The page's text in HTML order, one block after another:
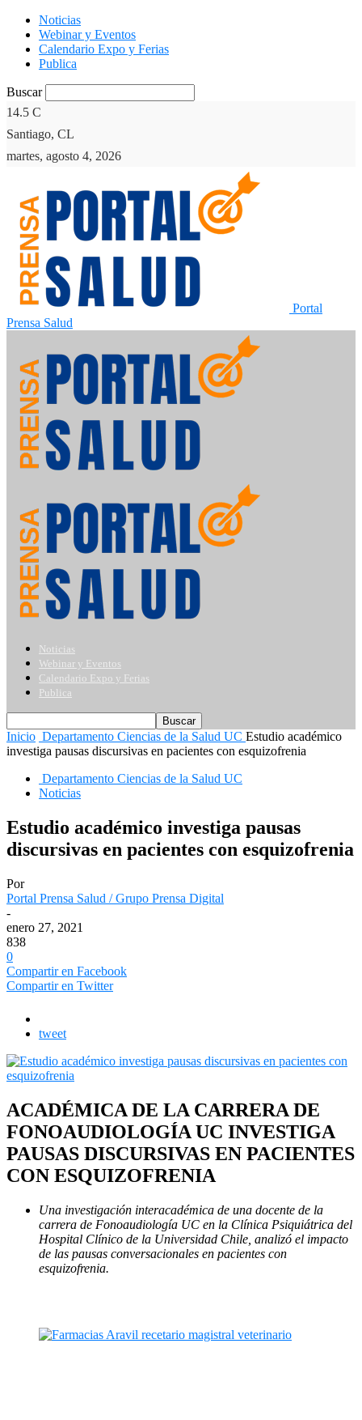
Noticias
Webinar y Eventos
Calendario Expo y Ferias
Publica
Buscar
14.5 C
Santiago, CL
martes, agosto 4, 2026
Portal
Prensa Salud
Noticias
Webinar y Eventos
Calendario Expo y Ferias
Publica
Inicio Departamento Ciencias de la Salud UC Estudio académico
investiga pausas discursivas en pacientes con esquizofrenia
Departamento Ciencias de la Salud UC
Noticias
Estudio académico investiga pausas
discursivas en pacientes con esquizofrenia
Por
Portal Prensa Salud / Grupo Prensa Digital
-
enero 27, 2021
838
0
Compartir en Facebook
Compartir en Twitter
tweet
ACADÉMICA DE LA CARRERA DE
FONOAUDIOLOGÍA UC INVESTIGA
PAUSAS DISCURSIVAS EN PACIENTES
CON ESQUIZOFRENIA
Una investigación interacadémica de una docente de la
carrera de Fonoaudiología UC en la Clínica Psiquiátrica del
Hospital Clínico de la Universidad Chile, analizó el impacto
de las pausas conversacionales en pacientes con
esquizofrenia.